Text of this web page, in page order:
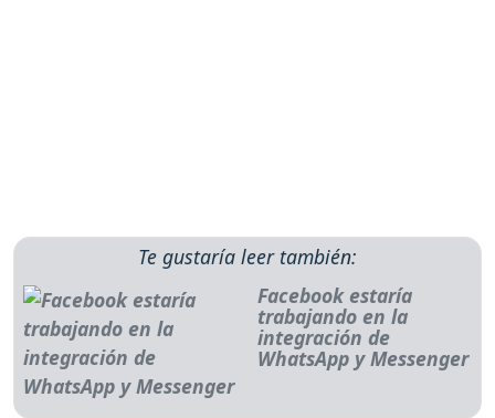
Te gustaría leer también:
Facebook estaría
trabajando en la
integración de
WhatsApp y Messenger